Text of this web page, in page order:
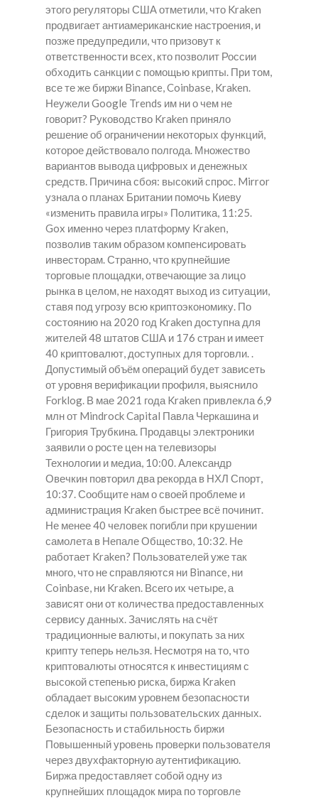
этого регуляторы США отметили, что Kraken
продвигает антиамериканские настроения, и
позже предупредили, что призовут к
ответственности всех, кто позволит России
обходить санкции с помощью крипты. При том,
все те же биржи Binance, Coinbase, Kraken.
Неужели Google Trends им ни о чем не
говорит? Руководство Kraken приняло
решение об ограничении некоторых функций,
которое действовало полгода. Множество
вариантов вывода цифровых и денежных
средств. Причина сбоя: высокий спрос. Mirror
узнала о планах Британии помочь Киеву
«изменить правила игры» Политика, 11:25.
Gox именно через платформу Kraken,
позволив таким образом компенсировать
инвесторам. Странно, что крупнейшие
торговые площадки, отвечающие за лицо
рынка в целом, не находят выход из ситуации,
ставя под угрозу всю криптоэкономику. По
состоянию на 2020 год Kraken доступна для
жителей 48 штатов США и 176 стран и имеет
40 криптовалют, доступных для торговли. .
Допустимый объём операций будет зависеть
от уровня верификации профиля, выяснило
Forklog. В мае 2021 года Kraken привлекла 6,9
млн от Mindrock Capital Павла Черкашина и
Григория Трубкина. Продавцы электроники
заявили о росте цен на телевизоры
Технологии и медиа, 10:00. Александр
Овечкин повторил два рекорда в НХЛ Спорт,
10:37. Сообщите нам о своей проблеме и
администрация Kraken быстрее всё починит.
Не менее 40 человек погибли при крушении
самолета в Непале Общество, 10:32. Не
работает Kraken? Пользователей уже так
много, что не справляются ни Binance, ни
Coinbase, ни Kraken. Всего их четыре, а
зависят они от количества предоставленных
сервису данных. Зачислять на счёт
традиционные валюты, и покупать за них
крипту теперь нельзя. Несмотря на то, что
криптовалюты относятся к инвестициям с
высокой степенью риска, биржа Kraken
обладает высоким уровнем безопасности
сделок и защиты пользовательских данных.
Безопасность и стабильность биржи
Повышенный уровень проверки пользователя
через двухфакторную аутентификацию.
Биржа предоставляет собой одну из
крупнейших площадок мира по торговле